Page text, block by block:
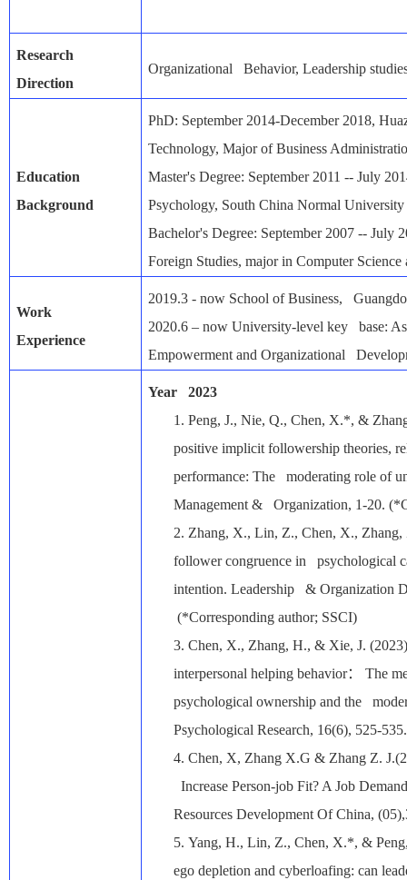
Research
Direction
Organizational Behavior, Leadership
Education
Background
PhD: September 2014-December 2018,
Technology, Major of Business
Master's Degree: September 2011 -- July
Psychology, South China Normal University
Bachelor's Degree: September 2007 --
Foreign Studies, major in Computer Science
Work
Experience
2019.3 - now School of Business,
2020.6 – now University-level key base:
Empowerment and Organizational
Year 2023
1. Peng, J., Nie, Q., Chen, X.*, &
positive implicit followership theories,
performance: The moderating role of
Management & Organization, 1-20.
2. Zhang, X., Lin, Z., Chen, X.,
follower congruence in psychological
intention. Leadership & Organization
(*Corresponding author; SSCI)
3. Chen, X., Zhang, H., & Xie, J.
interpersonal helping behavior：
The
psychological ownership and the
Psychological Research, 16(6), 525-535.
4. Chen, X, Zhang X.G & Zhang Z.
Increase Person-job Fit? A Job
Resources Development Of China,
5. Yang, H., Lin, Z., Chen, X.*, &
ego depletion and cyberloafing: can